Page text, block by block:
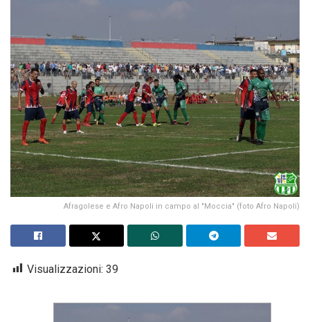
Afragolese e Afro Napoli in campo al "Moccia" (foto Afro Napoli)
Visualizzazioni: 39